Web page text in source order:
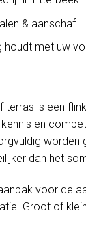
& aanschaf.
houdt met uw
terras is een
en
dan het
voor de
Groot of